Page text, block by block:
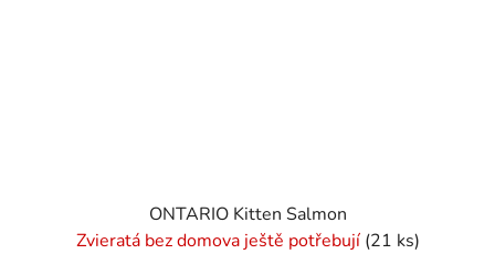
ONTARIO Kitten Salmon
Zvieratá bez domova ještě potřebují (21 ks)